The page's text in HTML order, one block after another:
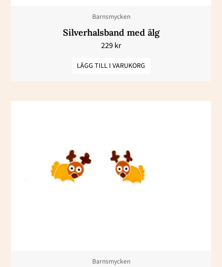
Barnsmycken
Silverhalsband med älg
229kr
LÄGG TILL I VARUKORG
Barnsmycken